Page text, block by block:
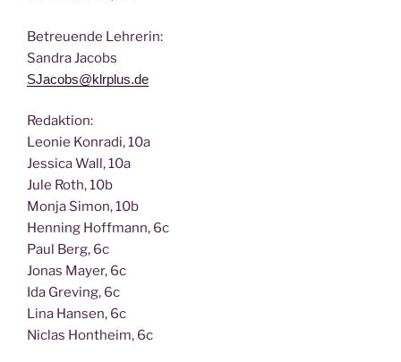
Betreu­en­de Lehrerin:
San­dra Jacobs
SJacobs@klrplus.de
Redak­ti­on:
Leo­nie Kon­ra­di, 10a
Jes­si­ca Wall, 10a
Jule Roth, 10b
Mon­ja Simon, 10b
Hen­ning Hoff­mann, 6c
Paul Berg, 6c
Jonas May­er, 6c
Ida Gre­ving, 6c
Lina Han­sen, 6c
Nic­las Hont­heim, 6c